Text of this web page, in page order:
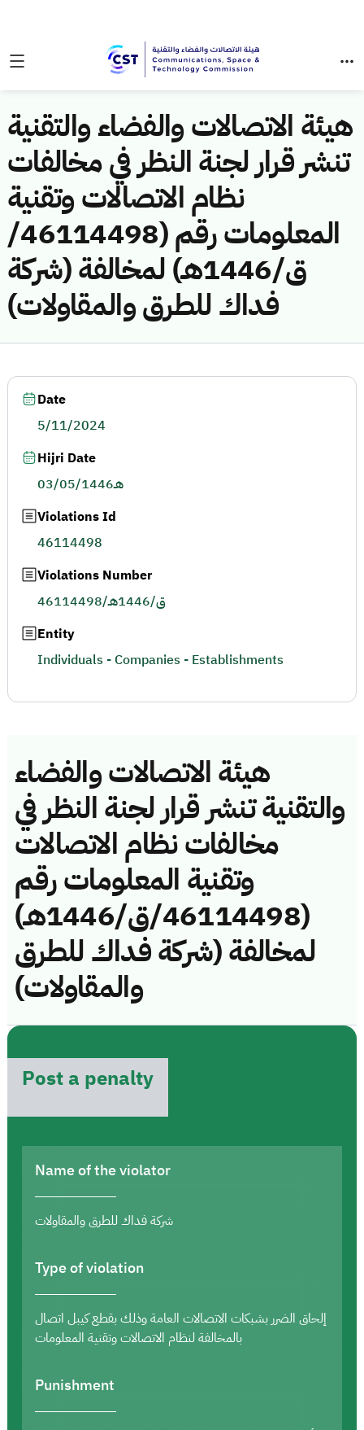
هيئة الاتصالات والفضاء والتقنية
تنشر قرار لجنة النظر في مخالفات
نظام الاتصالات وتقنية
المعلومات رقم (46114498/
ق/1446هـ) لمخالفة (شركة
فداك للطرق والمقاولات)
هيئة الاتصالات والفضاء
والتقنية تنشر قرار لجنة النظر في
مخالفات نظام الاتصالات
وتقنية المعلومات رقم
(46114498/ق/1446هـ)
لمخالفة (شركة فداك للطرق
والمقاولات)
Post a penalty
Name of the violator
شركة فداك للطرق والمقاولات
Type of violation
إلحاق الضرر بشبكات الاتصالات العامة وذلك بقطع كيبل اتصال
بالمخالفة لنظام الاتصالات وتقنية المعلومات
Punishment
Date
5/11/2024
Hijri Date
03/05/1446هـ
Violations Id
46114498
Violations Number
46114498/ق/1446هـ
Entity
Individuals - Companies - Establishments